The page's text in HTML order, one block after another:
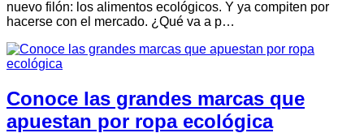
nuevo filón: los alimentos ecológicos. Y ya compiten por
hacerse con el mercado. ¿Qué va a p…
Conoce las grandes marcas que
apuestan por ropa ecológica